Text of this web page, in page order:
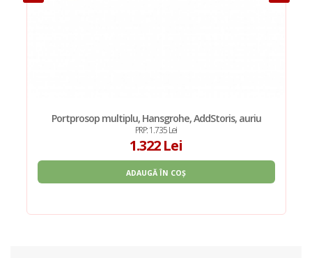
Portprosop multiplu, Hansgrohe, AddStoris, auriu
PRP: 1.735 Lei
1.322 Lei
ADAUGĂ ÎN COȘ